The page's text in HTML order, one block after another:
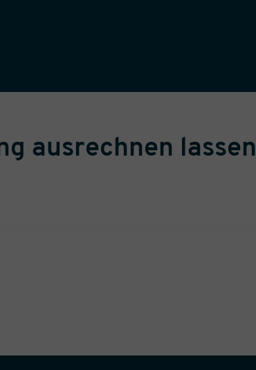
ausrechnen lassen